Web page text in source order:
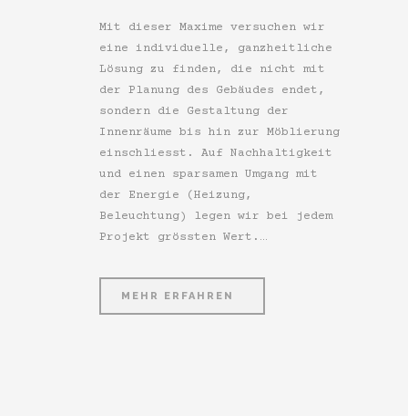
Mit dieser Maxime versuchen wir
eine individuelle, ganzheitliche
Lösung zu finden, die nicht mit
der Planung des Gebäudes endet,
sondern die Gestaltung der
Innenräume bis hin zur Möblierung
einschliesst. Auf Nachhaltigkeit
und einen sparsamen Umgang mit
der Energie (Heizung,
Beleuchtung) legen wir bei jedem
Projekt grössten Wert.…
MEHR ERFAHREN